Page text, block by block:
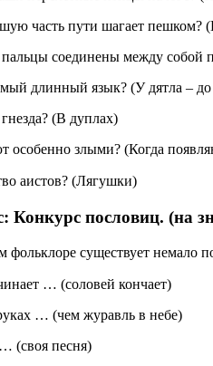
часть пути шагает пешком?
соединены между собой
длинный язык? (У дятла –
(В дуплах)
особенно злыми? (Когда
аистов? (Лягушки)
Конкурс пословиц. (на
фольклоре существует немало
… (соловей кончает)
… (чем журавль в небе)
(своя песня)